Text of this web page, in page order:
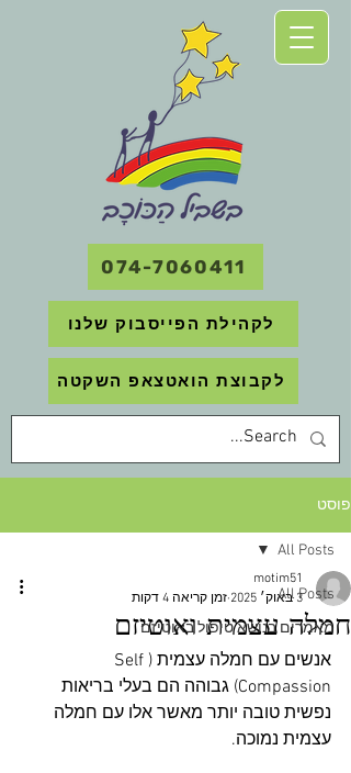
074-7060411
לקהילת הפייסבוק שלנו
לקבוצת הואטצאפ השקטה
פוסט
All Posts
מאמרים בנושא טיפול באוטיזם
All Posts
חמלה עצמית ואוטיזם
motim51
3 באוק׳ 2025
זמן קריאה 4 דקות
אנשים עם חמלה עצמית (Self
Compassion) גבוהה הם בעלי בריאות
נפשית טובה יותר מאשר אלו עם חמלה
עצמית נמוכה.